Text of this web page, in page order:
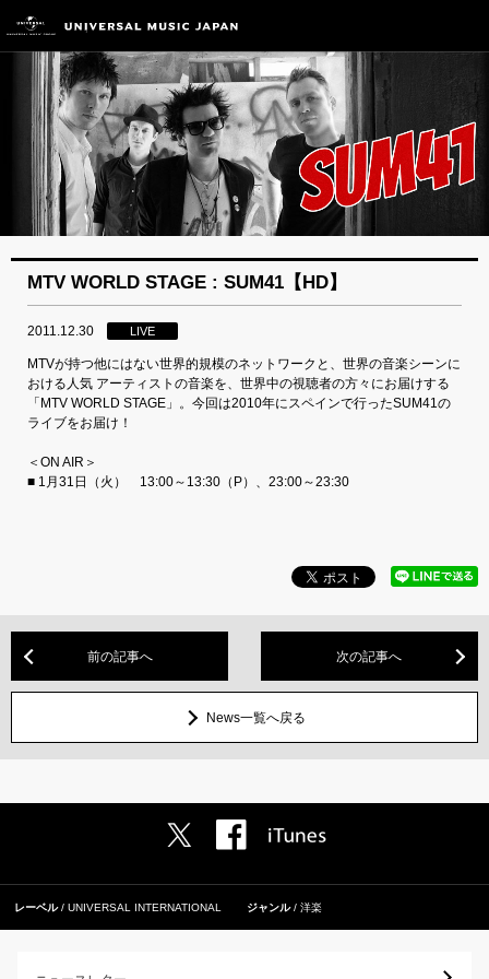
MTV WORLD STAGE : SUM41【HD】
2011.12.30 LIVE
MTVが持つ他にはない世界的規模のネットワークと、世界の音楽シーンに
おける人気 アーティストの音楽を、世界中の視聴者の方々にお届けする
「MTV WORLD STAGE」。今回は2010年にスペインで行ったSUM41の
ライブをお届け！
＜ON AIR＞
■ 1月31日（火） 13:00～13:30（P）、23:00～23:30
前の記事へ 次の記事へ
News一覧へ戻る
レーベル UNIVERSAL INTERNATIONAL ジャンル 洋楽